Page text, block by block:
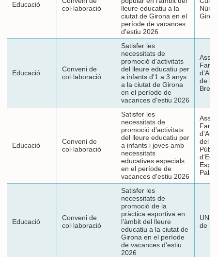
Educació
col·laboració
lleure educatiu a la
ciutat de Girona en el
període de vacances
d'estiu 2026
Educació
Conveni de
col·laboració
Satisfer les
necessitats de
promoció d'activitats
del lleure educatiu per
a infants d'1 a 3 anys
a la ciutat de Girona
en el període de
vacances d'estiu 2026
de
Educació
Conveni de
col·laboració
Satisfer les
necessitats de
promoció d'activitats
del lleure educatiu per
a infants i joves amb
necessitats
educatives especials
en el període de
vacances d'estiu 2026
del
Palau
Educació
Conveni de
col·laboració
Satisfer les
necessitats de
promoció de la
pràctica esportiva en
l'àmbit del lleure
educatiu a la ciutat de
Girona en el període
de vacances d'estiu
2026
UNI
de